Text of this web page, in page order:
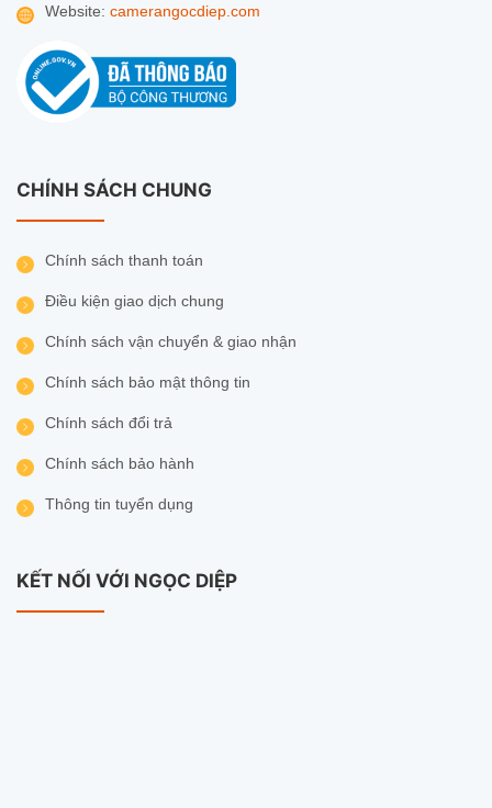
Website: camerangocdiep.com
CHÍNH SÁCH CHUNG
Chính sách thanh toán
Điều kiện giao dịch chung
Chính sách vận chuyển & giao nhận
Chính sách bảo mật thông tin
Chính sách đổi trả
Chính sách bảo hành
Thông tin tuyển dụng
KẾT NỐI VỚI NGỌC DIỆP